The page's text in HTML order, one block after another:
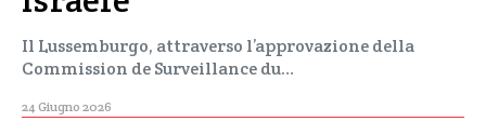
Il Lussemburgo, attraverso l’approvazione della
Commission de Surveillance du…
24 Giugno 2026